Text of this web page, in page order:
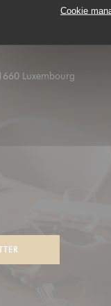
Cookie
Luxembourg